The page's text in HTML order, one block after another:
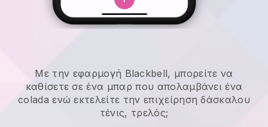
Με την εφαρμογή Blackbell, μπορείτε να
καθίσετε σε ένα μπαρ που απολαμβάνει ένα
colada ενώ εκτελείτε την επιχείρηση δάσκαλου
τένις, τρελός;